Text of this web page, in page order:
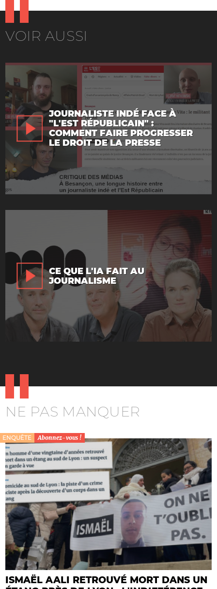
VOIR AUSSI
JOURNALISTE INDÉ FACE À
"L'EST RÉPUBLICAIN" :
COMMENT FAIRE PROGRESSER
LE DROIT DE LA PRESSE
CE QUE L'IA FAIT AU
JOURNALISME
NE PAS MANQUER
ENQUÊTE Abonnez-vous !
ISMAËL AALI RETROUVÉ MORT DANS UN